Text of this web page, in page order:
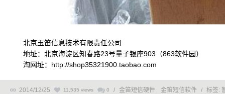
北京玉笛信息技术有限责任公司
地址：北京海淀区知春路23号量子银座903（863软件园）
淘网址：http://shop35321900.taobao.com
2014/12/25 11,535 views 0 / 金笛短信硬件 金笛短信软件 / 标签: